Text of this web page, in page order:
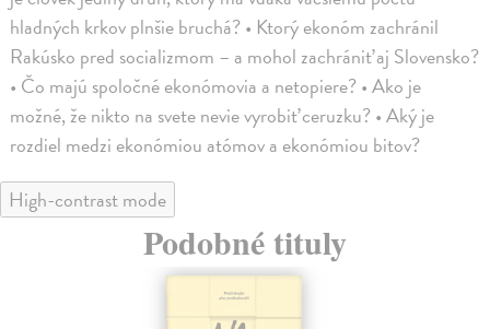
hladných krkov plnšie bruchá? • Ktorý ekonóm zachránil
Rakúsko pred socializmom – a mohol zachrániť aj Slovensko?
• Čo majú spoločné ekonómovia a netopiere? • Ako je
možné, že nikto na svete nevie vyrobiť ceruzku? • Aký je
rozdiel medzi ekonómiou atómov a ekonómiou bitov?
High-contrast mode
Podobné tituly